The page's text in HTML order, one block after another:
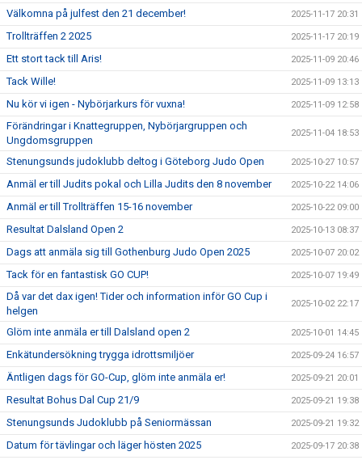
Välkomna på julfest den 21 december! 2025-11-17 20:31
Trollträffen 2 2025 2025-11-17 20:19
Ett stort tack till Aris! 2025-11-09 20:46
Tack Wille! 2025-11-09 13:13
Nu kör vi igen - Nybörjarkurs för vuxna! 2025-11-09 12:58
Förändringar i Knattegruppen, Nybörjargruppen och
Ungdomsgruppen
2025-11-04 18:53
Stenungsunds judoklubb deltog i Göteborg Judo Open 2025-10-27 10:57
Anmäl er till Judits pokal och Lilla Judits den 8 november 2025-10-22 14:06
Anmäl er till Trollträffen 15-16 november 2025-10-22 09:00
Resultat Dalsland Open 2 2025-10-13 08:37
Dags att anmäla sig till Gothenburg Judo Open 2025 2025-10-07 20:02
Tack för en fantastisk GO CUP! 2025-10-07 19:49
Då var det dax igen! Tider och information inför GO Cup i
helgen
2025-10-02 22:17
Glöm inte anmäla er till Dalsland open 2 2025-10-01 14:45
Enkätundersökning trygga idrottsmiljöer 2025-09-24 16:57
Äntligen dags för GO-Cup, glöm inte anmäla er! 2025-09-21 20:01
Resultat Bohus Dal Cup 21/9 2025-09-21 19:38
Stenungsunds Judoklubb på Seniormässan 2025-09-21 19:32
Datum för tävlingar och läger hösten 2025 2025-09-17 20:38